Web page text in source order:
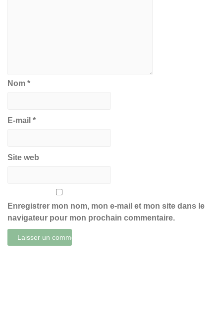
Nom *
E-mail *
Site web
Enregistrer mon nom, mon e-mail et mon site dans le
navigateur pour mon prochain commentaire.